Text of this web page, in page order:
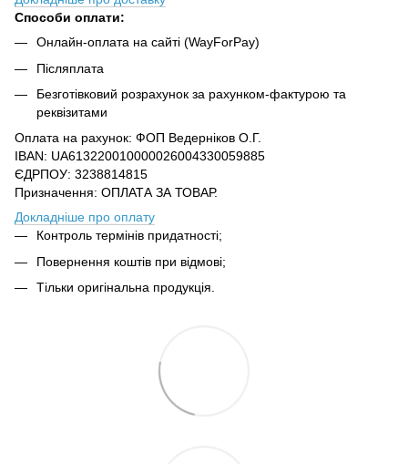
Способи оплати:
Онлайн-оплата на сайті (WayForPay)
Післяплата
Безготівковий розрахунок за рахунком-фактурою та
реквізитами
Оплата на рахунок: ФОП Ведерніков О.Г.
IBAN: UA613220010000026004330059885
ЄДРПОУ: 3238814815
Призначення: ОПЛАТА ЗА ТОВАР.
Докладніше про оплату
Контроль термінів придатності;
Повернення коштів при відмові;
Тільки оригінальна продукція.